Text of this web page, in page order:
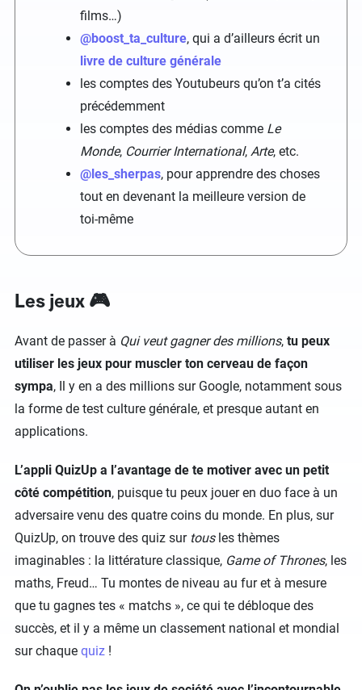
films…)
@boost_ta_culture, qui a d’ailleurs écrit un
livre de culture générale
les comptes des Youtubeurs qu’on t’a cités
précédemment
les comptes des médias comme Le
Monde, Courrier International, Arte, etc.
@les_sherpas, pour apprendre des choses
tout en devenant la meilleure version de
toi-même
Les jeux 🎮
Avant de passer à Qui veut gagner des millions, tu peux
utiliser les jeux pour muscler ton cerveau de façon
sympa, Il y en a des millions sur Google, notamment sous
la forme de test culture générale, et presque autant en
applications.
L’appli QuizUp a l’avantage de te motiver avec un petit
côté compétition, puisque tu peux jouer en duo face à un
adversaire venu des quatre coins du monde. En plus, sur
QuizUp, on trouve des quiz sur tous les thèmes
imaginables : la littérature classique, Game of Thrones, les
maths, Freud… Tu montes de niveau au fur et à mesure
que tu gagnes tes « matchs », ce qui te débloque des
succès, et il y a même un classement national et mondial
sur chaque quiz !